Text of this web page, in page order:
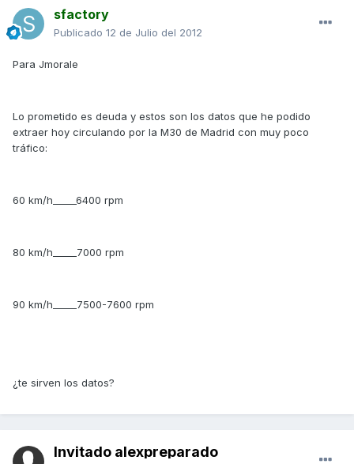
sfactory
Publicado 12 de Julio del 2012
Para Jmorale
Lo prometido es deuda y estos son los datos que he podido
extraer hoy circulando por la M30 de Madrid con muy poco
tráfico:
60 km/h_____6400 rpm
80 km/h_____7000 rpm
90 km/h_____7500-7600 rpm
¿te sirven los datos?
Invitado alexpreparado